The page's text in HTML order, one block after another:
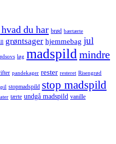
du har brød bærtærte
grøntsager hjemmebag jul
løg madspildmindre
pandekager rester resteret Risengrød
stopmadspild stop madspild
tærte undgå madspild vanille